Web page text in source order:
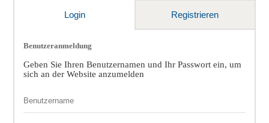
Login Registrieren
Benutzeranmeldung
Geben Sie Ihren Benutzernamen und Ihr Passwort ein, um
sich an der Website anzumelden